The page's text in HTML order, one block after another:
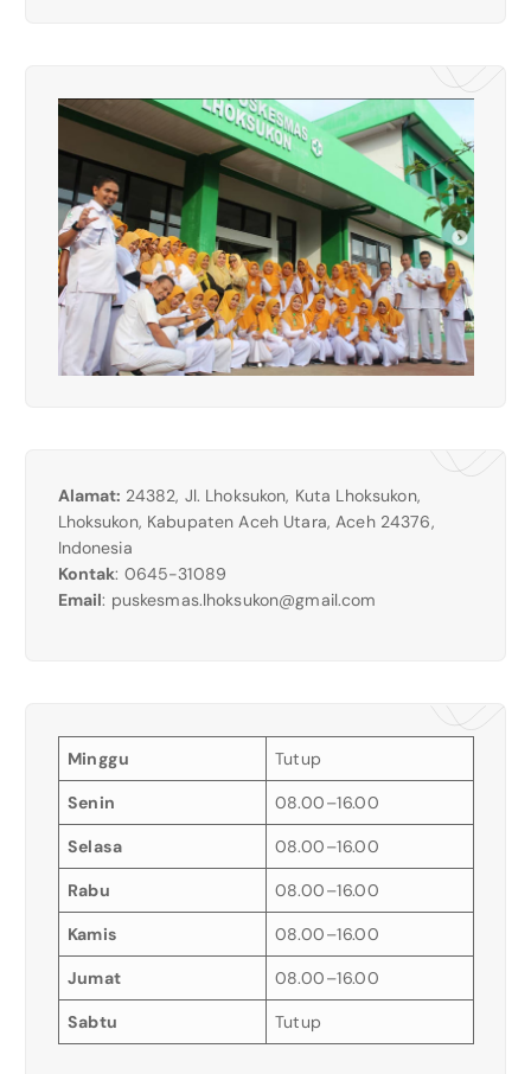
Alamat: 24382, Jl. Lhoksukon, Kuta Lhoksukon,
Lhoksukon, Kabupaten Aceh Utara, Aceh 24376,
Indonesia
Kontak: 0645-31089
Email: puskesmas.lhoksukon@gmail.com
Minggu Tutup
Senin 08.00–16.00
Selasa 08.00–16.00
Rabu 08.00–16.00
Kamis 08.00–16.00
Jumat 08.00–16.00
Sabtu Tutup